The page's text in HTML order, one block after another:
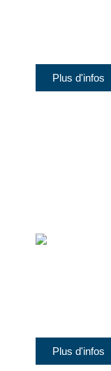
Plus d'infos
Plus d'infos